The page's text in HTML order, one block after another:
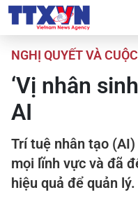
NGHỊ QUYẾT VÀ
‘Vị nhân
AI
Trí tuệ nhân tạo
mọi lĩnh vực và đã
hiệu quả để quản lý.